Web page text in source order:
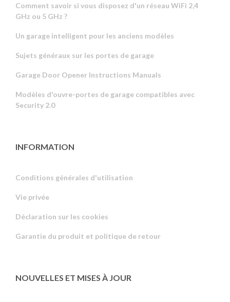
Comment savoir si vous disposez d'un réseau WiFi 2,4
GHz ou 5 GHz ?
Un garage intelligent pour les anciens modèles
Sujets généraux sur les portes de garage
Garage Door Opener Instructions Manuals
Modèles d'ouvre-portes de garage compatibles avec
Security 2.0
INFORMATION
Conditions générales d'utilisation
Vie privée
Déclaration sur les cookies
Garantie du produit et politique de retour
NOUVELLES ET MISES À JOUR